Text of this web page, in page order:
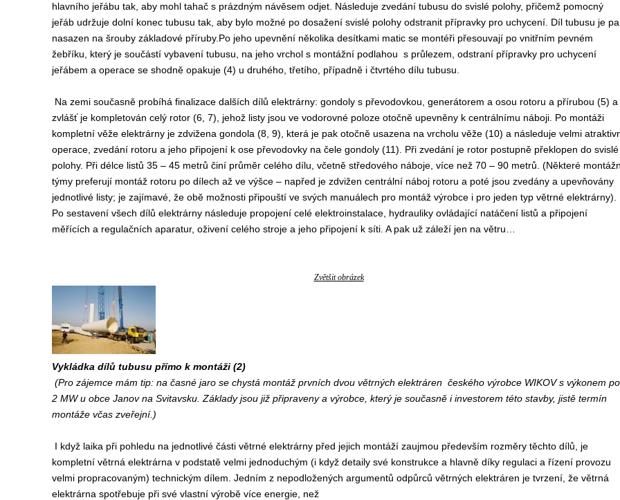
hlavního jeřábu tak, aby mohl tahač s prázdným návěsem odjet. Následuje zvedání tubusu do svislé polohy, přičemž pomocný
jeřáb udržuje dolní konec tubusu tak, aby bylo možné po dosažení svislé polohy odstranit přípravky pro uchycení. Díl tubusu je
nasazen na šrouby základové příruby.Po jeho upevnění několika desítkami matic se montéři přesouvají po vnitřním pevném
žebříku, který je součástí vybavení tubusu, na jeho vrchol s montážní podlahou s průlezem, odstraní přípravky pro uchycení
jeřábem a operace se shodně opakuje (4) u druhého, třetího, případně i čtvrtého dílu tubusu.
Na zemi současně probíhá finalizace dalších dílů elektrárny: gondoly s převodovkou, generátorem a osou rotoru a přírubou (5) a
zvlášť je kompletován celý rotor (6, 7), jehož listy jsou ve vodorovné poloze otočně upevněny k centrálnímu náboji. Po montáži
kompletní věže elektrárny je zdvižena gondola (8, 9), která je pak otočně usazena na vrcholu věže (10) a následuje velmi
operace, zvedání rotoru a jeho připojení k ose převodovky na čele gondoly (11). Při zvedání je rotor postupně překlopen do svislé
polohy. Při délce listů 35 – 45 metrů činí průměr celého dílu, včetně středového náboje, více než 70 – 90 metrů. (Některé
týmy preferují montáž rotoru po dílech až ve výšce – napřed je zdvižen centrální náboj rotoru a poté jsou zvedány a upevňovány
jednotlivé listy; je zajímavé, že obě možnosti připouští ve svých manuálech pro montáž výrobce i pro jeden typ větrné elektrárny).
Po sestavení všech dílů elektrárny následuje propojení celé elektroinstalace, hydrauliky ovládající natáčení listů a připojení
měřících a regulačních aparatur, oživení celého stroje a jeho připojení k síti. A pak už záleží jen na větru…
Zvětšit obrázek
Vykládka dílů tubusu přímo k montáži (2)
(Pro zájemce mám tip: na časné jaro se chystá montáž prvních dvou větrných elektráren českého výrobce WIKOV s výkonem po
2 MW u obce Janov na Svitavsku. Základy jsou již připraveny a výrobce, který je současně i investorem této stavby, jistě termín
montáže včas zveřejní.)
I když laika při pohledu na jednotlivé části větrné elektrárny před jejich montáží zaujmou především rozměry těchto dílů, je
kompletní větrná elektrárna v podstatě velmi jednoduchým (i když detaily své konstrukce a hlavně díky regulaci a řízení provozu
velmi propracovaným) technickým dílem. Jedním z nepodložených argumentů odpůrců větrných elektráren je tvrzení, že větrná
elektrárna spotřebuje při své vlastní výrobě více energie, než